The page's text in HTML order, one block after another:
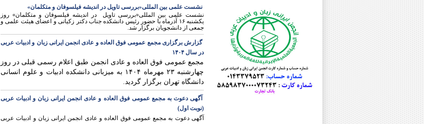
دکتر ابوالحسن امین مقدسی
مرحوم دکتر سید امیر محمود انوار
دکتر امید ایزانلو
دکتر جمشید باقرزاده
دکتر رسول بلاوی
دکتر خلیل پروینی
دکتر یدالله پشابادی
دکتر هدایت الله تقی زاده
دکتر محمدحسن تقیه
دکتر مریم جلائی
نشست علمی بين المللى«بررسى تاویل در انديشه فیلسوفان و متکلمان»
نشست علمی بین المللى«بررسى تاویل در اندیشه فیلسوفان و متکلمان» روز
یکشنبه۱۶ آذرماه با حضور رئیس دانشکده جناب دکتر زکیانى و اعضای هیئت علمی و
جمعی از دانشجویان برگزار شد.
گزارش برگزاری مجمع عمومی فوق العاده و عادی انجمن ایرانی زبان و ادبیات عربی
در سال ۱۴۰۴
مجمع عمومی فوق العاده و عادی انجمن طبق اعلام رسمی قبلی در روز
چهارشنبه ۲۳ مهرماه ۱۴۰۴ به میزبانی دانشکده ادبیات و علوم انسانی
دانشگاه تهران برگزار گردید.
آگهی دعوت به مجمع عمومی فوق العاده و عادی انجمن ایرانی زبان و ادبیات عربی
(نوبت اول)
آگهی دعوت به مجمع عمومی فوق العاده و عادی انجمن ایرانی زبان و ادبیات عربی